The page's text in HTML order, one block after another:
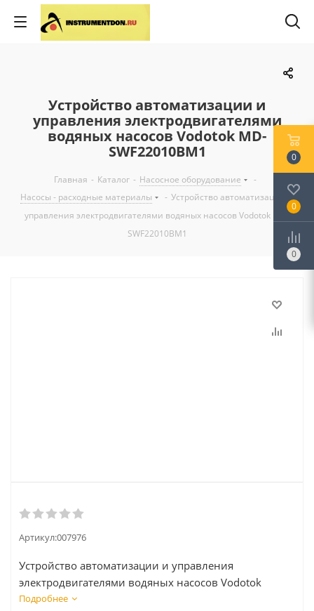
Устройство автоматизации и
управления электродвигателями
водяных насосов Vodotok MD-
SWF22010BM1
Главная - Каталог - Насосное оборудование
-
Насосы - расходные материалы
- Устройство автоматизации и
управления электродвигателями водяных насосов Vodotok MD-
SWF22010BM1
Артикул:007976
Устройство автоматизации и управления
электродвигателями водяных насосов Vodotok
MD-SWF22010BM1
Подробнее
0
0
0